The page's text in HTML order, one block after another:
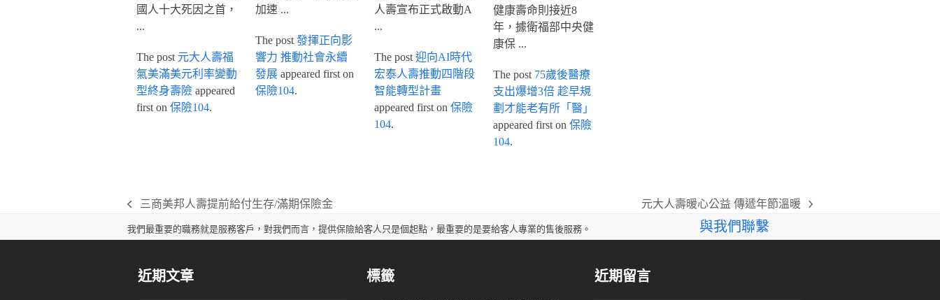
國人十大死因之首，
...
The post 元大人壽福
氣美滿美元利率變動
型終身壽險appeared
first on 保險104.
加速 ...
The post 發揮正向影
響力 推動社會永續
發展appeared first on
保險104.
人壽宣布正式啟動A
...
The post 迎向AI時代
宏泰人壽推動四階段
智能轉型計畫
appeared first on 保險
104.
健康壽命則接近8
年，據衛福部中央健
康保 ...
The post 75歲後醫療
支出爆增3倍 趁早規
劃才能老有所「醫」
appeared first on 保險
104.
previous
post:
三商美邦人壽提前給付生存/滿期保險金
next
元大人壽暖心公益 傳遞年節溫暖
我們最重要的職務就是服務客戶，對我們而言，提供保險給客人只是個起點，最重要的是要給客人專業的售後服務。 與我們聯繫
近期文章 標籤 近期留言